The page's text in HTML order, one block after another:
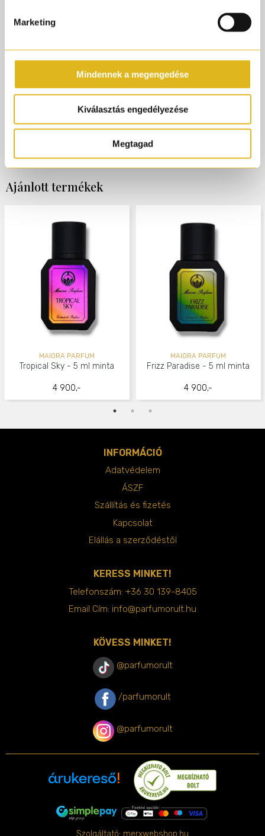
Marketing
Mindennek a megengedése
Kiválasztás engedélyezése
Megtagad
trópusi gyümölcsök, krémes desszertek, fűszerek és
gyantás mélységek különleges harmóniája teszi a ház
karaktert, az érzelmeket és a tartósságot keresik.
A Parfümőrült elhozta a Maiora legjobb öt illatát
egy felfedező csomagban.
A csomag tartalma: Pina Loca, Tropical Sky,
Ajánlott termékek
4 900,-
MAIORA PARFUM
Tropical Sky - 5 ml minta
4 900,-
MAIORA PARFUM
Frizz Paradise - 5 ml minta
INFORMÁCIÓ
Adatvédelem
ÁSZF
Szállítás és fizetés
Kapcsolat
Elállás a szerződéstől
KERESS MINKET!
Telefonszám: +36 30 139-8405
Email Cím: info@parfumorult.hu
KÖVESS MINKET!
@parfumorult
/parfumorult
@parfumorult
Szolgáltató: merxwebshop.hu